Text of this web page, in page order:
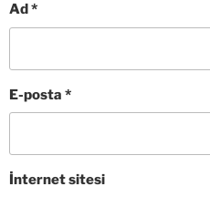
Ad *
E-posta *
İnternet sitesi